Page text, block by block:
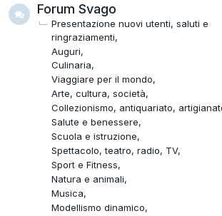
Forum Svago
Presentazione nuovi utenti, saluti e
ringraziamenti
Auguri
Culinaria
Viaggiare per il mondo
Arte, cultura, società
Collezionismo, antiquariato,
Salute e benessere
Scuola e istruzione
Spettacolo, teatro, radio, TV
Sport e Fitness
Natura e animali
Musica
Modellismo dinamico